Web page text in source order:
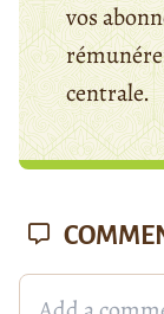
vos
centrale.